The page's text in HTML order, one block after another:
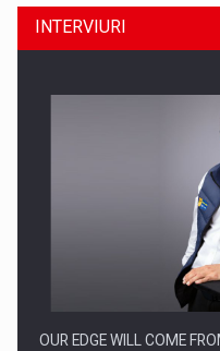
CEO Conference -
INTERVIURI
OUR EDGE WILL COME